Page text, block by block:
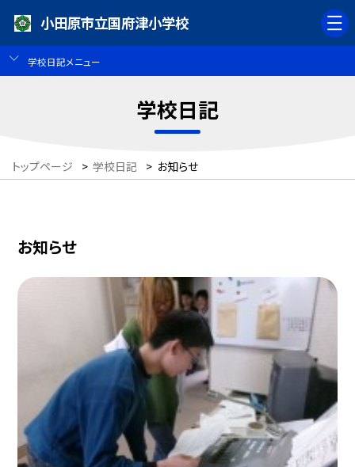
小田原市立国府津小学校
学校日記メニュー
学校日記
トップページ > 学校日記 > お知らせ
お知らせ